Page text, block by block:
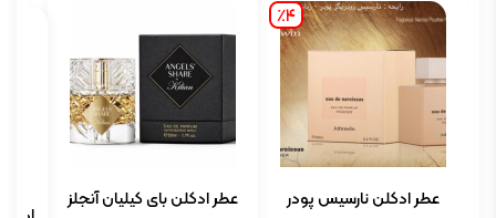
٪4
عطر ادکلن نارسیس پودر
عطر ادکلن بای کیلیان آنجلز